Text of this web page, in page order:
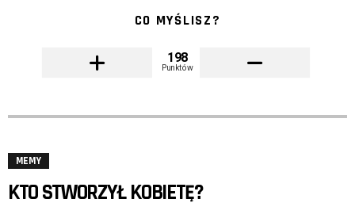
CO MYŚLISZ?
198
Punktów
MEMY
KTO STWORZYŁ KOBIETĘ?